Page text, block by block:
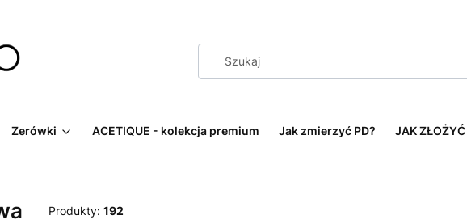
Zerówki ACETIQUE - kolekcja premium Jak zmierzyć PD? JAK
Produkty: 192